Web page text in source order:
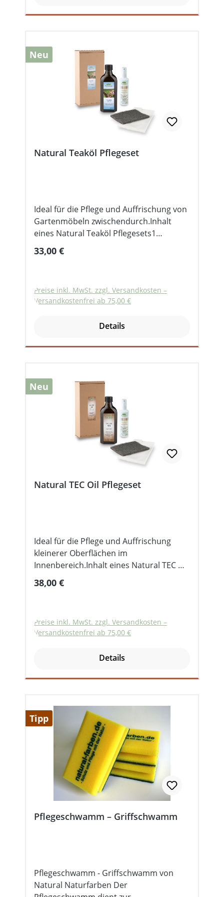
Verrotten) Nach baubiologischen
oder Holzdielen werden besonders
schonend gepflegt. Verschmutzungen
werden durch die sanfte Reinigungskraft
gelöst und entfernt. Gleichzeitig wird die
Oberfläche mit der Kraft pflanzlicher Öle
gepflegt und gestärkt. Sollten Ihre Böden
schon sehr ausgelaugt, trocken und eher
gräulich wirken, dann benötigen Sie eine
Neu
Natural Teaköl Pflegeset
Ideal für die Pflege und Auffrischung von
Gartenmöbeln zwischendurch.Inhalt
eines Natural Teaköl Pflegesets1
Glasflasche Teaköl 250 ml1 Flasche
Holzauffrischer Anti-Grau 100 ml1
Regulärer Preis:
33,00 €
Preise inkl. MwSt. zzgl. Versandkosten –
Versandkostenfrei ab 75,00 €
Details
Neu
Natural TEC Oil Pflegeset
Ideal für die Pflege und Auffrischung
kleinerer Oberflächen im
Innenbereich.Inhalt eines Natural TEC Oil
Pflegesets 1 Glasflasche TEC OIL 501
(matt, farblos) 250 ml1 Flasche
Gebinde: 1 Set
Regulärer Preis:
38,00 €
Preise inkl. MwSt. zzgl. Versandkosten –
Versandkostenfrei ab 75,00 €
Details
Tipp
Pflegeschwamm – Griffschwamm
Pflegeschwamm - Griffschwamm von
Natural Naturfarben Der